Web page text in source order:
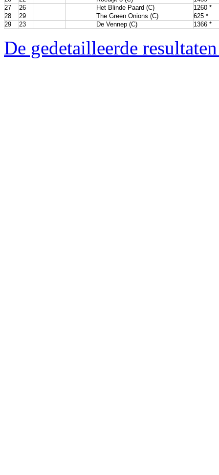
27
26 Het Blinde Paard (C)
1260 *
28
29 The Green Onions (C)
625 *
29
23 De Vennep (C) 1366 *
De gedetailleerde